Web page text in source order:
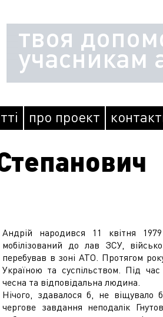
твоя
учасникам
про проект
Андрій народився 11 квітня
мобілізований до лав ЗСУ,
перебував в зоні АТО. Протягом
Україною та суспільством. Під
чесна та відповідальна людина.
Нічого, здавалося б, не віщувало
чергове завдання неподалік